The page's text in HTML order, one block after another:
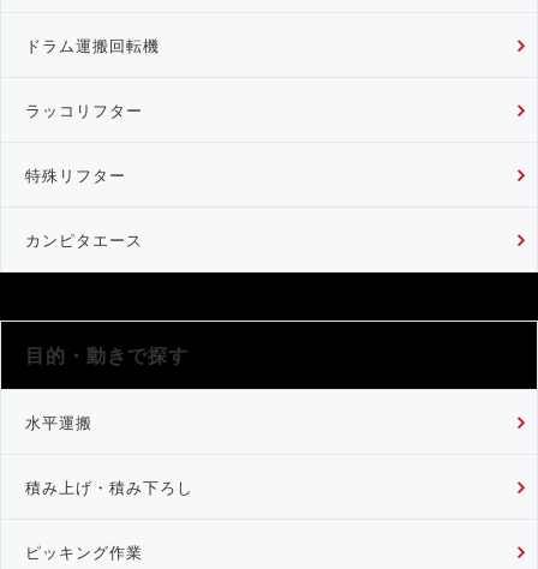
ドラム運搬回転機
ラッコリフター
特殊リフター
カンピタエース
目的・動きで探す
水平運搬
積み上げ・積み下ろし
ピッキング作業